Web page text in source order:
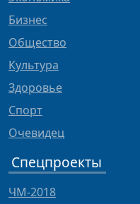
Бизнес
Общество
Культура
Здоровье
Спорт
Очевидец
Спецпроекты
ЧМ-2018